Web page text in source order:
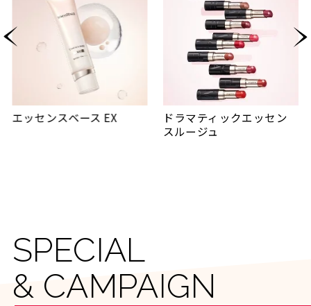
ドラマティックエッセン
エッセンスクッション EX
ブライトグロウ
SPECIAL
& CAMPAIGN